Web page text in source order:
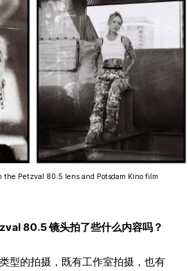
the Petzval 80.5 lens and Potsdam Kino film
80.5 镜头拍了些什么内容吗？
型的拍摄，既有工作室拍摄，也有